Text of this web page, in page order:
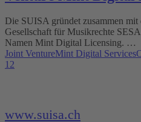
Die SUISA gründet zusammen mit
Gesellschaft für Musikrechte
Namen Mint Digital Licensing. …
Joint VentureMint Digital Services
12
www.suisa.ch